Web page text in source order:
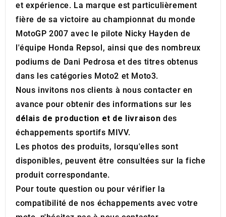
et expérience. La marque est particulièrement
fière de sa victoire au championnat du monde
MotoGP 2007 avec le pilote Nicky Hayden de
l'équipe Honda Repsol, ainsi que des nombreux
podiums de Dani Pedrosa et des titres obtenus
dans les catégories Moto2 et Moto3.
Nous invitons nos clients à nous contacter en
avance pour obtenir des informations sur les
délais de production et de livraison des
échappements sportifs MIVV.
Les photos des produits, lorsqu'elles sont
disponibles, peuvent être consultées sur la fiche
produit correspondante.
Pour toute question ou pour vérifier la
compatibilité de nos échappements avec votre